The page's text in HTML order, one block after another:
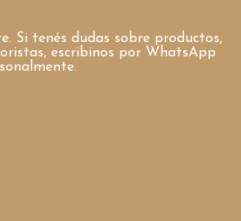
Si tenés dudas sobre productos,
escribinos por WhatsApp